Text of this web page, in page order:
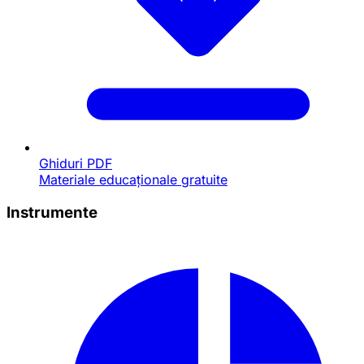
Ghiduri PDF
Materiale educaționale gratuite
Instrumente